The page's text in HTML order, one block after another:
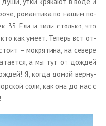
ро­ман­ти­ка по нашим по­
35. Ели и пили столь­ко, что
как умеет. Те­перь вот от­
– мок­ря­ти­на, на се­ве­ре
а мы тут от до­ждей
Я, когда домой вер­ну­
соли, как она до нас с